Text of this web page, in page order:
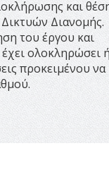
και
Δικτυών Διανομής.
του έργου και
ολοκληρώσει
προκειμένου να